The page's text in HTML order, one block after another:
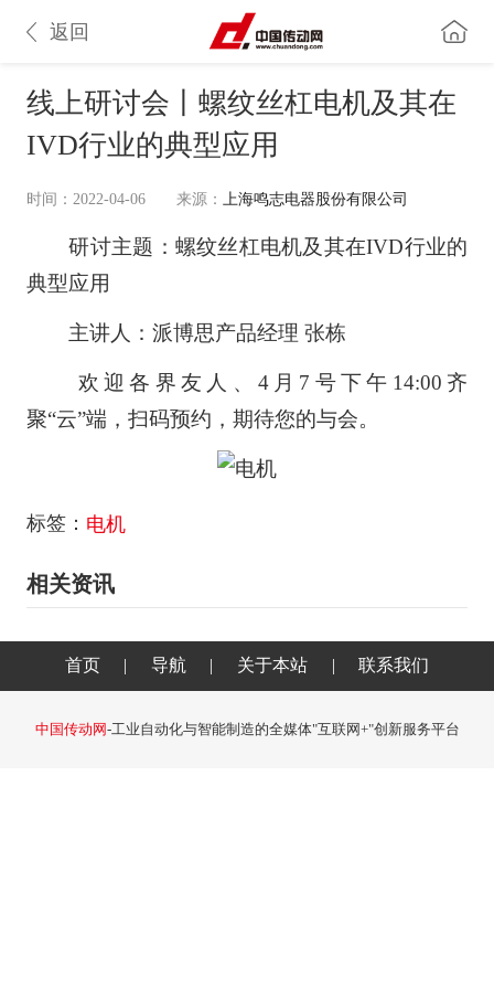
返回
线上研讨会丨螺纹丝杠电机及其在
IVD行业的典型应用
时间：2022-04-06 来源： 上海鸣志电器股份有限公司
研讨主题：螺纹丝杠电机及其在IVD行业的
典型应用
主讲人：派博思产品经理 张栋
欢迎各界友人、4月7号下午14:00齐
聚“云”端，扫码预约，期待您的与会。
标签： 电机
相关资讯
首页 | 导航 | 关于本站 | 联系我们
中国传动网-工业自动化与智能制造的全媒体"互联网+"创新服务平台